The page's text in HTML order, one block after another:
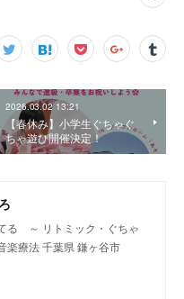
2026.03.02 13:21
【春休み】小学生ぐちゃぐ
ちゃ遊び開催決定！
る ～ リトミック・ぐちゃ
楽療法 千葉県 鎌ヶ谷市